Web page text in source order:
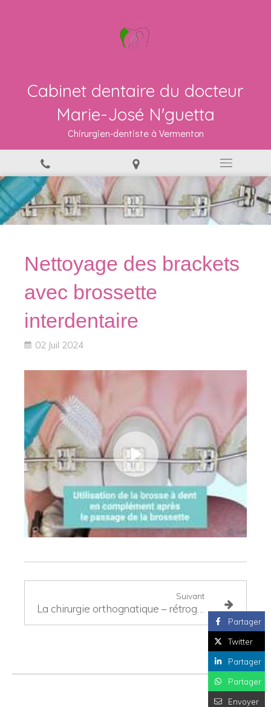
Cabinet dentaire du docteur
Marie-José N'guetta
Chirurgien-dentiste à Vermenton
Nettoyage des brackets
avec brossette
interdentaire
02 Juil 2024
Suivant
Partager
Twitter
Partager
Partager
Envoyer